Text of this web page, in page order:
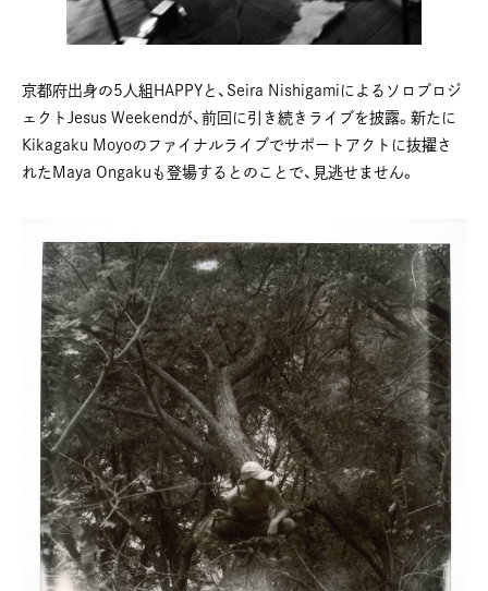
京都府出身の5人組HAPPYと、Seira Nishigamiによるソロプロジ
ェクトJesus Weekendが、前回に引き続きライブを披露。新たに
Kikagaku Moyoのファイナルライブでサポートアクトに抜擢さ
れたMaya Ongakuも登場するとのことで、見逃せません。